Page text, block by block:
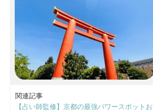
関連記事
【占い師監修】京都の最強パワースポット